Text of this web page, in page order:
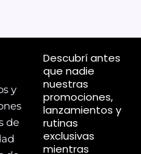
y
de
Descubrí antes
que nadie
nuestras
promociones,
lanzamientos y
rutinas
exclusivas
mientras